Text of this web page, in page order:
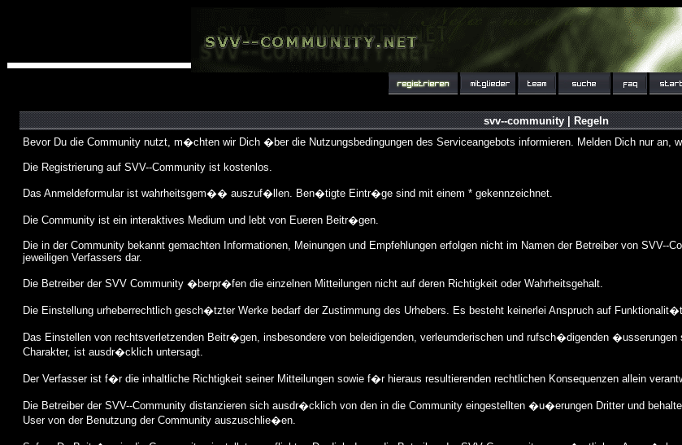
svv--community | Regeln
Bevor Du die Community nutzt, m�chten wir Dich �ber die Nutzungsbedingungen des Serviceangebots informieren. Melden Dich nur an,
Die Registrierung auf SVV--Community ist kostenlos.
Das Anmeldeformular ist wahrheitsgem�� auszuf�llen. Ben�tigte Eintr�ge sind mit einem * gekennzeichnet.
Die Community ist ein interaktives Medium und lebt von Eueren Beitr�gen.
Die in der Community bekannt gemachten Informationen, Meinungen und Empfehlungen erfolgen nicht im Namen der Betreiber von SVV--
jeweiligen Verfassers dar.
Die Betreiber der SVV Community �berpr�fen die einzelnen Mitteilungen nicht auf deren Richtigkeit oder Wahrheitsgehalt.
Die Einstellung urheberrechtlich gesch�tzter Werke bedarf der Zustimmung des Urhebers. Es besteht keinerlei Anspruch auf
Das Einstellen von rechtsverletzenden Beitr�gen, insbesondere von beleidigenden, verleumderischen und rufsch�digenden
Charakter, ist ausdr�cklich untersagt.
Der Verfasser ist f�r die inhaltliche Richtigkeit seiner Mitteilungen sowie f�r hieraus resultierenden rechtlichen Konsequenzen allein
Die Betreiber der SVV--Community distanzieren sich ausdr�cklich von den in die Community eingestellten �u�erungen Dritter und
User von der Benutzung der Community auszuschlie�en.